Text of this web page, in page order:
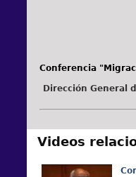
Conferencia
Dirección General
Videos